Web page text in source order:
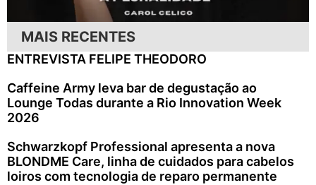
MAIS RECENTES
ENTREVISTA FELIPE THEODORO
Caffeine Army leva bar de degustação ao
Lounge Todas durante a Rio Innovation Week
2026
Schwarzkopf Professional apresenta a nova
BLONDME Care, linha de cuidados para cabelos
loiros com tecnologia de reparo permanente